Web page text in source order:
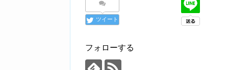
ツイート
フォローする